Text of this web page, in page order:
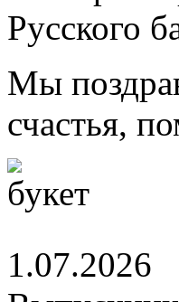
Русского
Мы
счастья,
1.07.2026